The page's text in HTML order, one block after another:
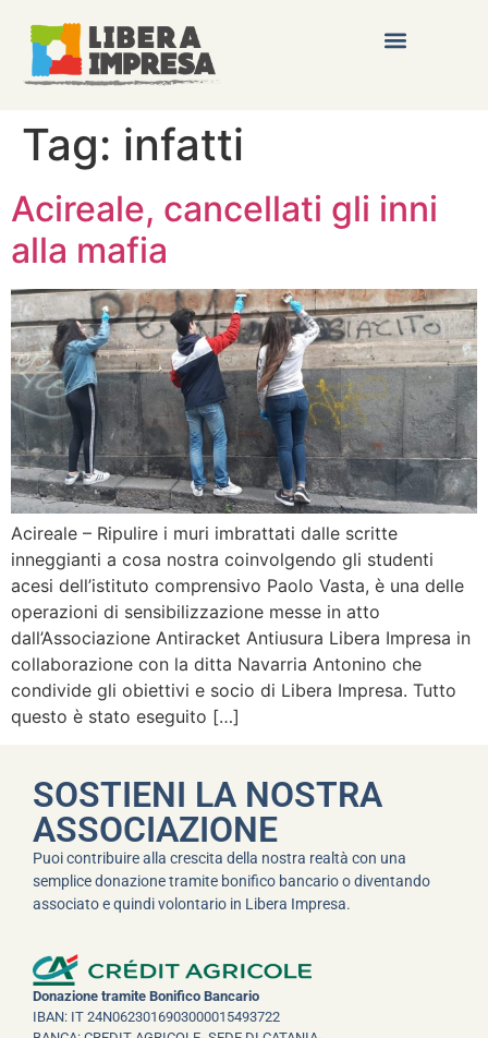
Tag: infatti
Acireale, cancellati gli inni
alla mafia
Acireale – Ripulire i muri imbrattati dalle scritte
inneggianti a cosa nostra coinvolgendo gli studenti
acesi dell’istituto comprensivo Paolo Vasta, è una delle
operazioni di sensibilizzazione messe in atto
dall’Associazione Antiracket Antiusura Libera Impresa in
collaborazione con la ditta Navarria Antonino che
condivide gli obiettivi e socio di Libera Impresa. Tutto
questo è stato eseguito […]
SOSTIENI LA NOSTRA
ASSOCIAZIONE
Puoi contribuire alla crescita della nostra realtà con una
semplice donazione tramite bonifico bancario o diventando
associato e quindi volontario in Libera Impresa.
Donazione tramite Bonifico Bancario
IBAN: IT 24N0623016903000015493722